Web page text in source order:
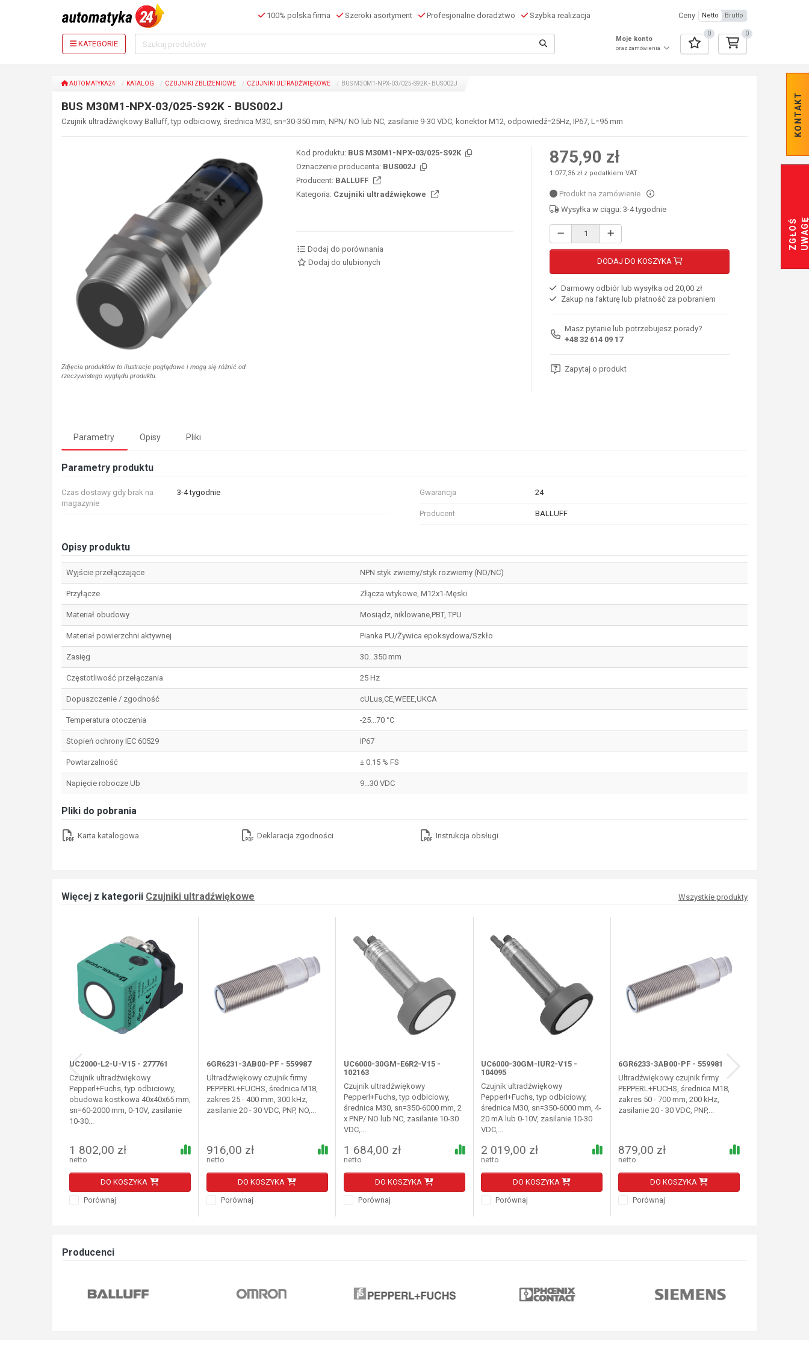
100% polska firma Szeroki asortyment Profesjonalne doradztwo Szybka realizacja Ceny Netto Brutto
KATEGORIE
Moje konto
oraz zamówienia
0 0
KONTAKT
Z
G
Ł
O
Ś
U
W
A
GĘ
AUTOMATYKA24 KATALOG CZUJNIKI ZBLIŻENIOWE CZUJNIKI ULTRADŹWIĘKOWE BUS M30M1-NPX-03/025-S92K - BUS002J
BUS M30M1-NPX-03/025-S92K - BUS002J
Czujnik ultradźwiękowy Balluff, typ odbiciowy, średnica M30, sn=30-350 mm, NPN/ NO lub NC, zasilanie 9-30 VDC, konektor M12, odpowiedź=25Hz, IP67, L=95 mm
Zdjęcia produktów to ilustracje poglądowe i mogą się różnić od
rzeczywistego wyglądu produktu.
Kod produktu: BUS M30M1-NPX-03/025-S92K
Oznaczenie producenta: BUS002J
Producent: BALLUFF
Kategoria: Czujniki ultradźwiękowe
Dodaj do porównania
Dodaj do ulubionych
875,90 zł
1 077,36 zł z podatkiem VAT
Produkt na zamówienie
Wysyłka w ciągu: 3-4 tygodnie
DODAJ DO KOSZYKA
Darmowy odbiór lub wysyłka od 20,00 zł
Zakup na fakturę lub płatność za pobraniem
Masz pytanie lub potrzebujesz porady?
+48 32 614 09 17
Zapytaj o produkt
Parametry Opisy Pliki
Parametry produktu
Czas dostawy gdy brak na
magazynie
3-4 tygodnie Gwarancja 24
Producent BALLUFF
Opisy produktu
Wyjście przełączające NPN styk zwierny/styk rozwierny (NO/NC)
Przyłącze Złącza wtykowe, M12x1-Męski
Materiał obudowy Mosiądz, niklowane,PBT, TPU
Materiał powierzchni aktywnej Pianka PU/Żywica epoksydowa/Szkło
Zasięg 30...350 mm
Częstotliwość przełączania 25 Hz
Dopuszczenie / zgodność cULus,CE,WEEE,UKCA
Temperatura otoczenia -25...70 °C
Stopień ochrony IEC 60529 IP67
Powtarzalność ± 0.15 % FS
Napięcie robocze Ub 9...30 VDC
Pliki do pobrania
Karta katalogowa Deklaracja zgodności Instrukcja obsługi
Więcej z kategorii Czujniki ultradźwiękowe Wszystkie produkty
UC2000-L2-U-V15 - 277761
Czujnik ultradźwiękowy
Pepperl+Fuchs, typ odbiciowy,
obudowa kostkowa 40x40x65 mm,
sn=60-2000 mm, 0-10V, zasilanie
10-30...
1 802,00 zł
netto
DO KOSZYKA
Porównaj
6GR6231-3AB00-PF - 559987
Ultradźwiękowy czujnik firmy
PEPPERL+FUCHS, średnica M18,
zakres 25 - 400 mm, 300 kHz,
zasilanie 20 - 30 VDC, PNP, NO,...
916,00 zł
netto
DO KOSZYKA
Porównaj
UC6000-30GM-E6R2-V15 -
102163
Czujnik ultradźwiękowy
Pepperl+Fuchs, typ odbiciowy,
średnica M30, sn=350-6000 mm, 2
x PNP/ NO lub NC, zasilanie 10-30
VDC,...
1 684,00 zł
netto
DO KOSZYKA
Porównaj
UC6000-30GM-IUR2-V15 -
104095
Czujnik ultradźwiękowy
Pepperl+Fuchs, typ odbiciowy,
średnica M30, sn=350-6000 mm, 4-
20 mA lub 0-10V, zasilanie 10-30
VDC,...
2 019,00 zł
netto
DO KOSZYKA
Porównaj
6GR6233-3AB00-PF - 559981
Ultradźwiękowy czujnik firmy
PEPPERL+FUCHS, średnica M18,
zakres 50 - 700 mm, 200 kHz,
zasilanie 20 - 30 VDC, PNP,...
879,00 zł
netto
DO KOSZYKA
Porównaj
Producenci